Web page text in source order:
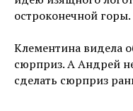
остроконечной горы.
Клементина видела
сюрприз. А Андрей
сделать сюрприз